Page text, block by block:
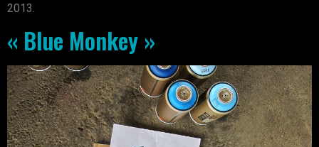
2013.
« Blue Monkey »